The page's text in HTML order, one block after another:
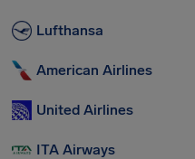
Lufthansa
American Airlines
United Airlines
ITA Airways